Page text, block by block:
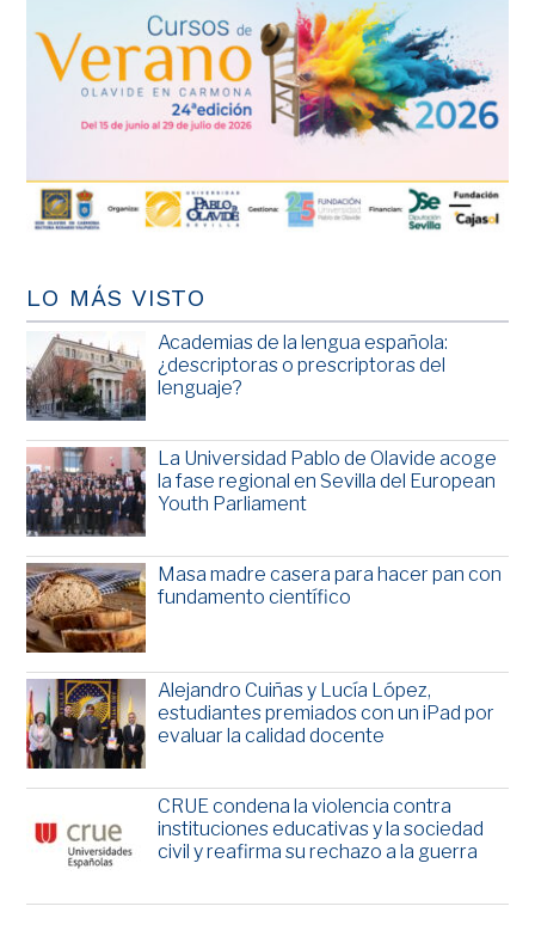
LO MÁS VISTO
Academias de la lengua española:
¿descriptoras o prescriptoras del
lenguaje?
La Universidad Pablo de Olavide acoge
la fase regional en Sevilla del European
Youth Parliament
Masa madre casera para hacer pan con
fundamento científico
Alejandro Cuiñas y Lucía López,
estudiantes premiados con un iPad por
evaluar la calidad docente
CRUE condena la violencia contra
instituciones educativas y la sociedad
civil y reafirma su rechazo a la guerra